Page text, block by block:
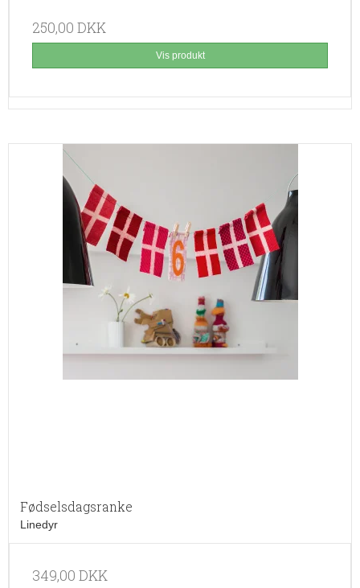
250,00 DKK
Vis produkt
Fødselsdagsranke
Linedyr
349,00 DKK